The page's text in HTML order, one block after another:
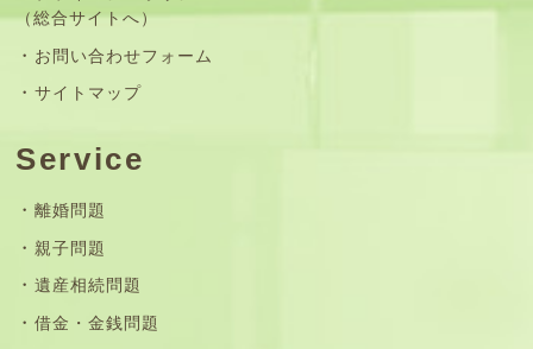
（総合サイトへ）
お問い合わせフォーム
サイトマップ
Service
離婚問題
親子問題
遺産相続問題
借金・金銭問題